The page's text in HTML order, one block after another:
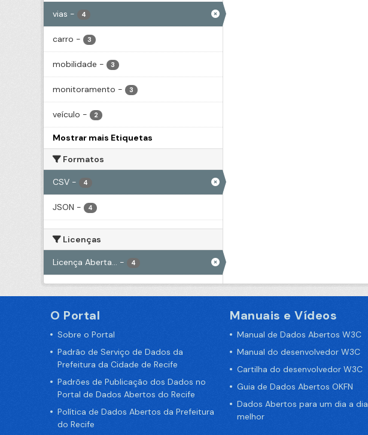
vias - 4
carro - 3
mobilidade - 3
monitoramento - 3
veículo - 2
Mostrar mais Etiquetas
Formatos
CSV - 4
JSON - 4
Licenças
Licença Aberta... - 4
O Portal
Sobre o Portal
Padrão de Serviço de Dados da
Prefeitura da Cidade de Recife
Padrões de Publicação dos Dados no
Portal de Dados Abertos do Recife
Política de Dados Abertos da Prefeitura
do Recife
Manuais e Vídeos
Manual de Dados Abertos W3C
Manual do desenvolvedor W3C
Cartilha do desenvolvedor W3C
Guia de Dados Abertos OKFN
Dados Abertos para um dia a dia
melhor